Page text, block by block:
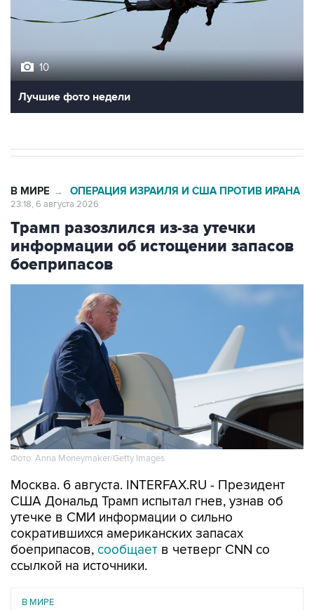
10
Лучшие фото недели
В МИРЕ → ОПЕРАЦИЯ ИЗРАИЛЯ И США ПРОТИВ ИРАНА
23:18, 6 августа 2026
Трамп разозлился из-за утечки
информации об истощении запасов
боеприпасов
Фото: Anna Moneymaker/Getty Images
Москва. 6 августа. INTERFAX.RU - Президент
США Дональд Трамп испытал гнев, узнав об
утечке в СМИ информации о сильно
сократившихся американских запасах
боеприпасов, сообщает в четверг CNN со
ссылкой на источники.
В МИРЕ